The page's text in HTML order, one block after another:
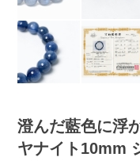
澄んだ藍色に浮
ヤナイト10mm